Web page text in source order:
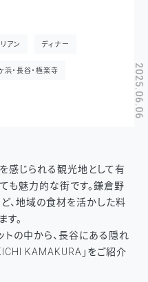
2025.06.06
アン ディナー
浜・長谷・極楽寺
感じられる観光地として有
も魅力的な街です。鎌倉野
、地域の食材を活かした料
。
トの中から、長谷にある隠れ
KAMAKURA」をご紹介